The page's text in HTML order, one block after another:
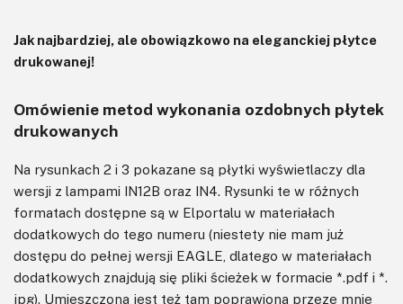
Jak najbardziej, ale obowiązkowo na eleganckiej płytce
drukowanej!
Omówienie metod wykonania ozdobnych płytek
drukowanych
Na rysunkach 2 i 3 pokazane są płytki wyświetlaczy dla
wersji z lampami IN12B oraz IN4. Rysunki te w różnych
formatach dostępne są w Elportalu w materiałach
dodatkowych do tego numeru (niestety nie mam już
dostępu do pełnej wersji EAGLE, dlatego w materiałach
dodatkowych znajdują się pliki ścieżek w formacie *.pdf i *.
jpg). Umieszczona jest też tam poprawiona przeze mnie